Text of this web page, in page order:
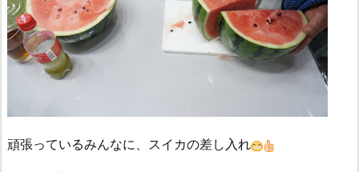
頑張っているみんなに、スイカの差し入れ